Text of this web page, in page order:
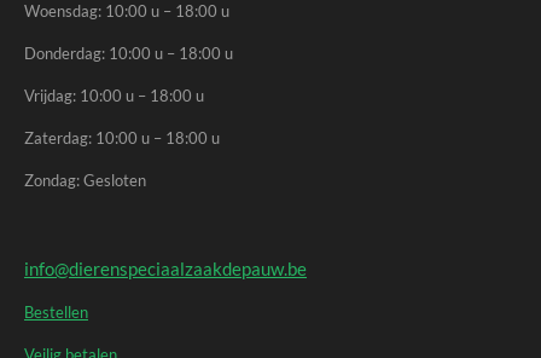
Woensdag: 10:00 u – 18:00 u
Donderdag: 10:00 u – 18:00 u
Vrijdag: 10:00 u – 18:00 u
Zaterdag: 10:00 u – 18:00 u
Zondag: Gesloten
info@dierenspeciaalzaakdepauw.be
Bestellen